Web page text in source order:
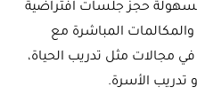
حجز جلسات افتراضية
المباشرة مع
مجالات مثل تدريب الحياة،
تدريب الأسرة.